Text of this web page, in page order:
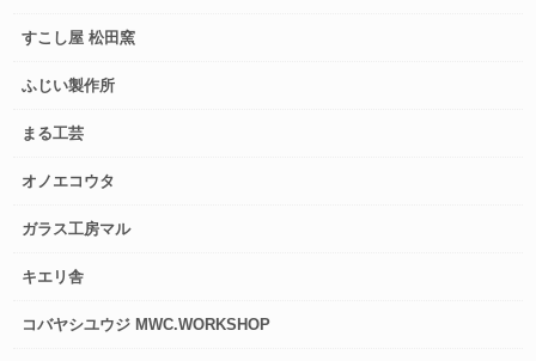
すこし屋 松田窯
ふじい製作所
まる工芸
オノエコウタ
ガラス工房マル
キエリ舎
コバヤシユウジ MWC.WORKSHOP